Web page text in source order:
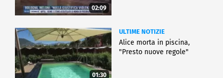
02:09
01:30
ULTIME NOTIZIE
Alice morta in piscina,
"Presto nuove regole"